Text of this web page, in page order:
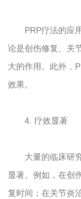
PRP疗法的应用
论是创伤修复、关
大的作用。此外，
效果。
4. 疗效显著
大量的临床研究
显著。例如，在创
复时间；在关节炎